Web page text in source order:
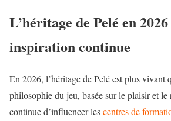
L’héritage de Pelé en
inspiration continue
En 2026, l’héritage de Pelé est plus vivant
philosophie du jeu, basée sur le plaisir et le
continue d’influencer lescentres de